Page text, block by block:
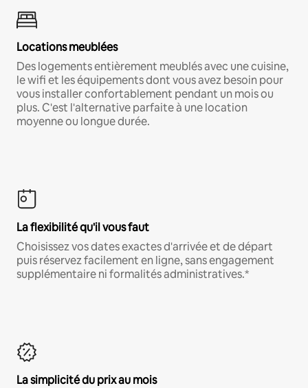
Locations meublées
Des logements entièrement meublés avec une cuisine,
le wifi et les équipements dont vous avez besoin pour
vous installer confortablement pendant un mois ou
plus. C'est l'alternative parfaite à une location
moyenne ou longue durée.
La flexibilité qu'il vous faut
Choisissez vos dates exactes d'arrivée et de départ
puis réservez facilement en ligne, sans engagement
supplémentaire ni formalités administratives.*
La simplicité du prix au mois